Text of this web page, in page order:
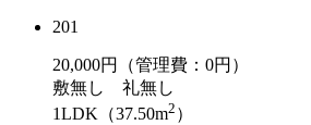
201
20,000円（管理費：0円）
敷無し 礼無し
1LDK（37.50m2 ）